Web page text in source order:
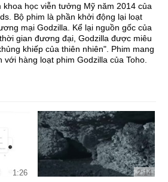
khoa học viễn tưởng Mỹ năm 2014 của
Bộ phim là phần khởi động lại loạt
mại Godzilla. Kể lại nguồn gốc của
gian đương đại, Godzilla được miêu
khiếp của thiên nhiên". Phim mang
với hàng loạt phim Godzilla của Toho.
1:26 2:14